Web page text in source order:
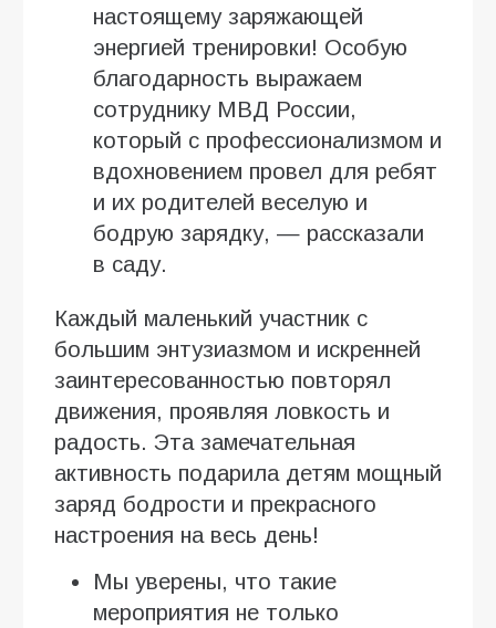
настоящему заряжающей
энергией тренировки! Особую
благодарность выражаем
сотруднику МВД России,
который с профессионализмом и
вдохновением провел для ребят
и их родителей веселую и
бодрую зарядку, — рассказали
в саду.
Каждый маленький участник с
большим энтузиазмом и искренней
заинтересованностью повторял
движения, проявляя ловкость и
радость. Эта замечательная
активность подарила детям мощный
заряд бодрости и прекрасного
настроения на весь день!
Мы уверены, что такие
мероприятия не только